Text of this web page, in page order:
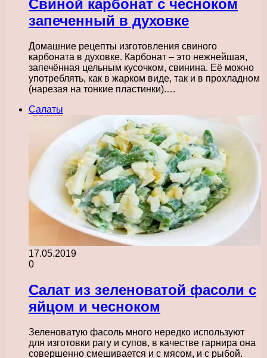
Свиной карбонат с чесноком
запеченный в духовке
Домашние рецепты изготовления свиного
карбоната в духовке. Карбонат – это нежнейшая,
запечённая цельным кусочком, свинина. Её можно
употреблять, как в жарком виде, так и в прохладном
(нарезая на тонкие пластинки).…
Салаты
17.05.2019
0
Салат из зеленоватой фасоли с
яйцом и чесноком
Зеленоватую фасоль много нередко используют
для изготовки рагу и супов, в качестве гарнира она
совершенно смешивается и с мясом, и с рыбой.